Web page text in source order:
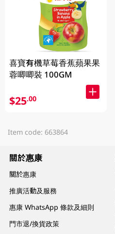
喜寶有機草莓香蕉蘋果果
蓉唧唧裝 100GM
$25.00
Item code: 663864
關於惠康
關於惠康
推廣活動及服務
惠康 WhatsApp 條款及細則
門市退/換貨政策